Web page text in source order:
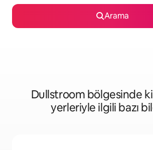
Arama
Dullstroom bölgesinde
yerleriyle ilgili bazı